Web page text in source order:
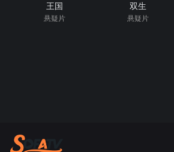
王国
悬疑片
双生
悬疑片